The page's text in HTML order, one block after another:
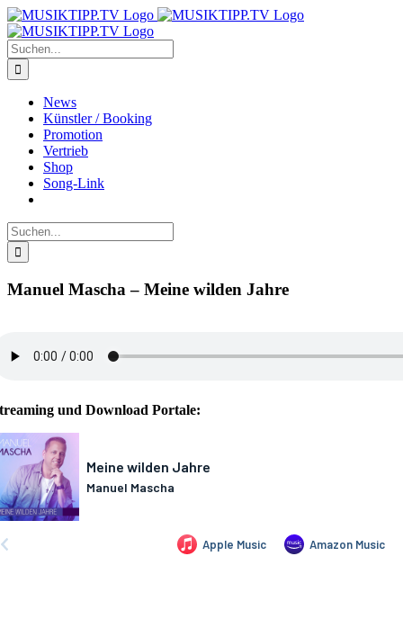
Zum
Inhalt
springen
Suche
nach:
News
Künstler / Booking
Promotion
Vertrieb
Shop
Song-Link
Suche
nach:
Manuel Mascha – Meine wilden Jahre
und Download Portale: